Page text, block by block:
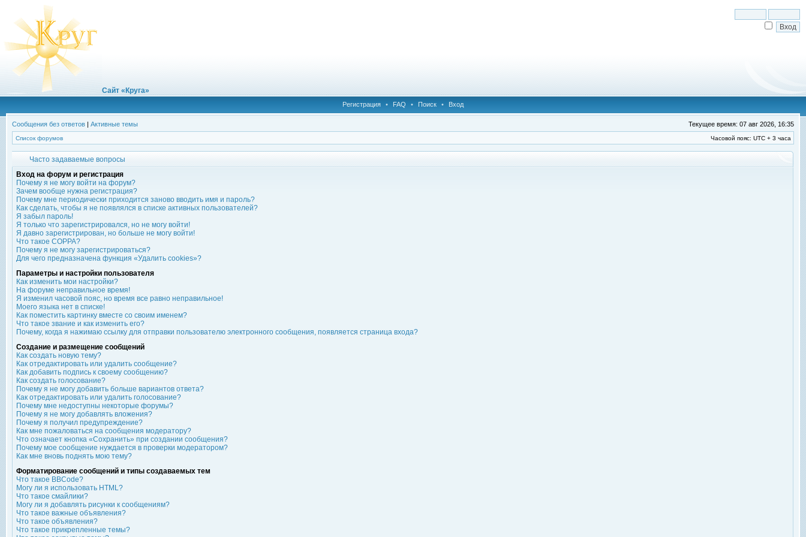
Сайт «Круга»
Регистрация • FAQ • Поиск • Вход
Сообщения без ответов | Активные темы Текущее время: 07 авг 2026, 16:35
Список форумов Часовой пояс: UTC + 3 часа
Часто задаваемые вопросы
Вход на форум и регистрация
Почему я не могу войти на форум?
Зачем вообще нужна регистрация?
Почему мне периодически приходится заново вводить имя и пароль?
Как сделать, чтобы я не появлялся в списке активных пользователей?
Я забыл пароль!
Я только что зарегистрировался, но не могу войти!
Я давно зарегистрирован, но больше не могу войти!
Что такое COPPA?
Почему я не могу зарегистрироваться?
Для чего предназначена функция «Удалить cookies»?
Параметры и настройки пользователя
Как изменить мои настройки?
На форуме неправильное время!
Я изменил часовой пояс, но время все равно неправильное!
Моего языка нет в списке!
Как поместить картинку вместе со своим именем?
Что такое звание и как изменить его?
Почему, когда я нажимаю ссылку для отправки пользователю электронного сообщения, появляется страница входа?
Создание и размещение сообщений
Как создать новую тему?
Как отредактировать или удалить сообщение?
Как добавить подпись к своему сообщению?
Как создать голосование?
Почему я не могу добавить больше вариантов ответа?
Как отредактировать или удалить голосование?
Почему мне недоступны некоторые форумы?
Почему я не могу добавлять вложения?
Почему я получил предупреждение?
Как мне пожаловаться на сообщения модератору?
Что означает кнопка «Сохранить» при создании сообщения?
Почему мое сообщение нуждается в проверки модератором?
Как мне вновь поднять мою тему?
Форматирование сообщений и типы создаваемых тем
Что такое BBCode?
Могу ли я использовать HTML?
Что такое смайлики?
Могу ли я добавлять рисунки к сообщениям?
Что такое важные объявления?
Что такое объявления?
Что такое прикрепленные темы?